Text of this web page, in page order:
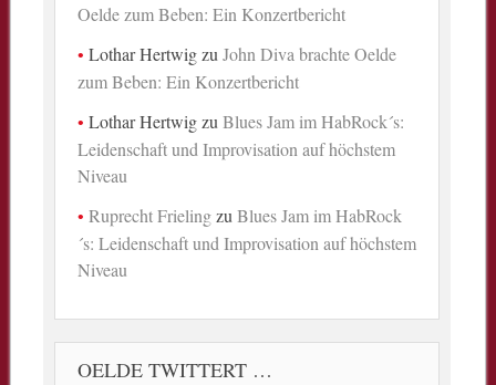
Oelde zum Beben: Ein Konzertbericht
Lothar HertwigzuJohn Diva brachte Oelde
zum Beben: Ein Konzertbericht
Lothar HertwigzuBlues Jam im HabRock´s:
Leidenschaft und Improvisation auf höchstem
Niveau
Ruprecht FrielingzuBlues Jam im HabRock
´s: Leidenschaft und Improvisation auf höchstem
Niveau
OELDE TWITTERT …